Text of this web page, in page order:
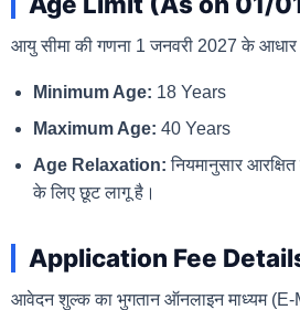
आयु सीमा की गणना 1 जनवरी 2027 के आधार
Minimum Age: 18 Years
Maximum Age: 40 Years
Age Relaxation: नियमानुसार
के लिए छूट लागू है।
Application Fee
आवेदन शुल्क का भुगतान ऑनलाइन माध्यम